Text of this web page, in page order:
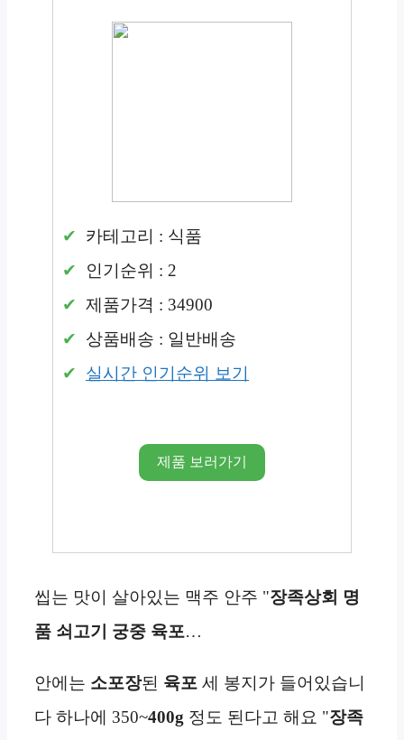
카테고리 : 식품
인기순위 : 2
제품가격 : 34900
상품배송 : 일반배송
실시간 인기순위 보기
제품 보러가기
씹는 맛이 살아있는 맥주 안주 "장족상회 명
품 쇠고기 궁중 육포…
안에는 소포장된 육포 세 봉지가 들어있습니
다 하나에 350~400g 정도 된다고 해요 "장족